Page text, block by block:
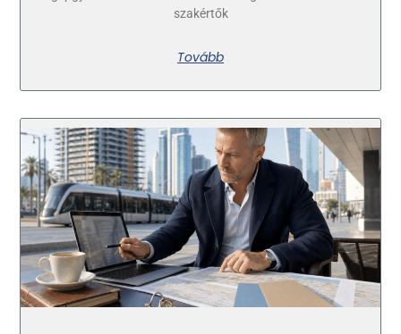
szakértők
Tovább